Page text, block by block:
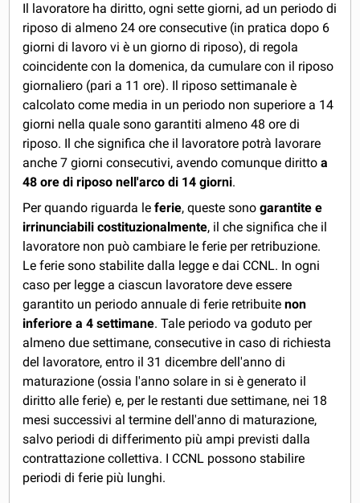
Il lavoratore ha diritto, ogni sette giorni, ad un periodo di
riposo di almeno 24 ore consecutive (in pratica dopo 6
giorni di lavoro vi è un giorno di riposo), di regola
coincidente con la domenica, da cumulare con il riposo
giornaliero (pari a 11 ore). Il riposo settimanale è
calcolato come media in un periodo non superiore a 14
giorni nella quale sono garantiti almeno 48 ore di
riposo. Il che significa che il lavoratore potrà lavorare
anche 7 giorni consecutivi, avendo comunque diritto a
48 ore di riposo nell'arco di 14 giorni.
Per quando riguarda leferie, queste sonogarantite e
irrinunciabili costituzionalmente, il che significa che il
lavoratore non può cambiare le ferie per retribuzione.
Le ferie sono stabilite dalla legge e dai CCNL. In ogni
caso per legge a ciascun lavoratore deve essere
garantito un periodo annuale di ferie retribuitenon
inferiore a 4 settimane. Tale periodo va goduto per
almeno due settimane, consecutive in caso di richiesta
del lavoratore, entro il 31 dicembre dell'anno di
maturazione (ossia l'anno solare in si è generato il
diritto alle ferie) e, per le restanti due settimane, nei 18
mesi successivi al termine dell'anno di maturazione,
salvo periodi di differimento più ampi previsti dalla
contrattazione collettiva. I CCNL possono stabilire
periodi di ferie più lunghi.